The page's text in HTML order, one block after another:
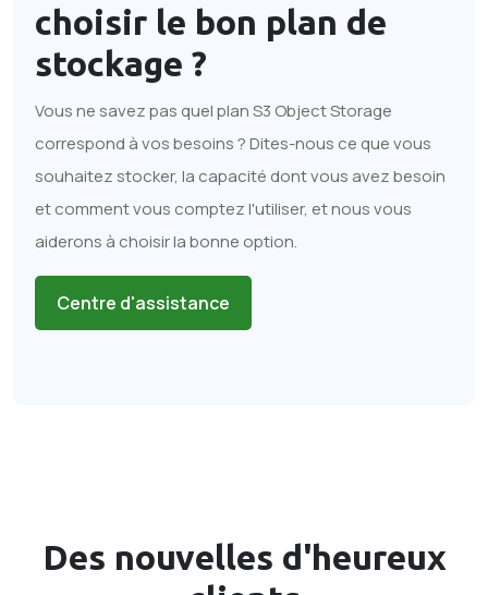
choisir le bon plan de
stockage ?
Vous ne savez pas quel plan S3 Object Storage
correspond à vos besoins ? Dites-nous ce que vous
souhaitez stocker, la capacité dont vous avez besoin
et comment vous comptez l'utiliser, et nous vous
aiderons à choisir la bonne option.
Centre d'assistance
Des nouvelles d'heureux